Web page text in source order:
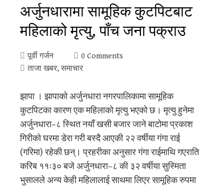
अर्जुनधारामा सामूहिक कुटपिटबाट
महिलाको मृत्यु, पाँच जना पक्राउ
पूर्वी गर्जन
0 Comments
ताजा खबर, समाचार
झापा । झापाको अर्जुनधारा नगरपालिकामा सामूहिक
कुटपिटका कारण एक महिलाको मृत्यु भएको छ। मृत्यु हुनेमा
अर्जुनधारा–८ स्थित नयाँ खसी बजार जाने बाटोमा प्रकाश
गिरीको घरमा डेरा गरी बस्दै आएकी २२ वर्षीया गंगा राई
(गरिमा) रहेकी छन्। प्रहरीका अनुसार गंगा राईमाथि गएराति
करिब ११ः३० बजे अर्जुनधारा–८ की ३२ वर्षीया सुस्मिता
भुसालले अन्य केही महिलालाई साथमा लिएर सामूहिक रुपमा